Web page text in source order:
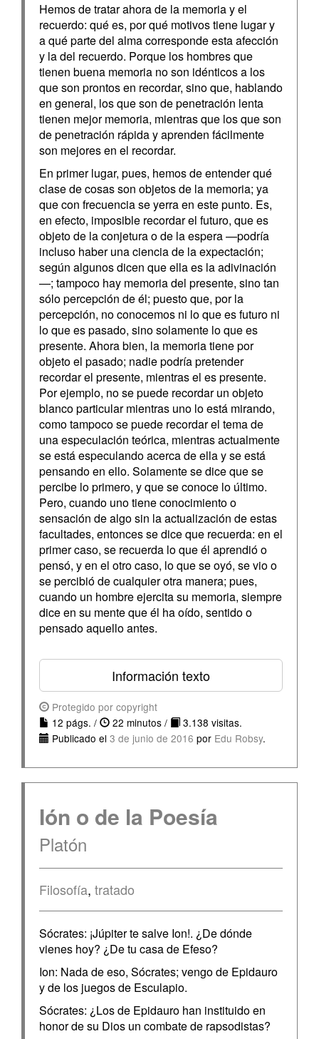
Hemos de tratar ahora de la memoria y el
recuerdo: qué es, por qué motivos tiene lugar y
a qué parte del alma corresponde esta afección
y la del recuerdo. Porque los hombres que
tienen buena memoria no son idénticos a los
que son prontos en recordar, sino que, hablando
en general, los que son de penetración lenta
tienen mejor memoria, mientras que los que son
de penetración rápida y aprenden fácilmente
son mejores en el recordar.
En primer lugar, pues, hemos de entender qué
clase de cosas son objetos de la memoria; ya
que con frecuencia se yerra en este punto. Es,
en efecto, imposible recordar el futuro, que es
objeto de la conjetura o de la espera —podría
incluso haber una ciencia de la expectación;
según algunos dicen que ella es la adivinación
—; tampoco hay memoria del presente, sino tan
sólo percepción de él; puesto que, por la
percepción, no conocemos ni lo que es futuro ni
lo que es pasado, sino solamente lo que es
presente. Ahora bien, la memoria tiene por
objeto el pasado; nadie podría pretender
recordar el presente, mientras el es presente.
Por ejemplo, no se puede recordar un objeto
blanco particular mientras uno lo está mirando,
como tampoco se puede recordar el tema de
una especulación teórica, mientras actualmente
se está especulando acerca de ella y se está
pensando en ello. Solamente se dice que se
percibe lo primero, y que se conoce lo último.
Pero, cuando uno tiene conocimiento o
sensación de algo sin la actualización de estas
facultades, entonces se dice que recuerda: en el
primer caso, se recuerda lo que él aprendió o
pensó, y en el otro caso, lo que se oyó, se vio o
se percibió de cualquier otra manera; pues,
cuando un hombre ejercita su memoria, siempre
dice en su mente que él ha oído, sentido o
pensado aquello antes.
Información texto
Protegido por copyright
12 págs. /
22 minutos /
3.138 visitas.
Publicado el 3 de junio de 2016 por Edu Robsy.
Ión o de la Poesía
Platón
Filosofía, tratado
Sócrates: ¡Júpiter te salve Ion!. ¿De dónde
vienes hoy? ¿De tu casa de Efeso?
Ion: Nada de eso, Sócrates; vengo de Epidauro
y de los juegos de Esculapio.
Sócrates: ¿Los de Epidauro han instituido en
honor de su Dios un combate de rapsodistas?